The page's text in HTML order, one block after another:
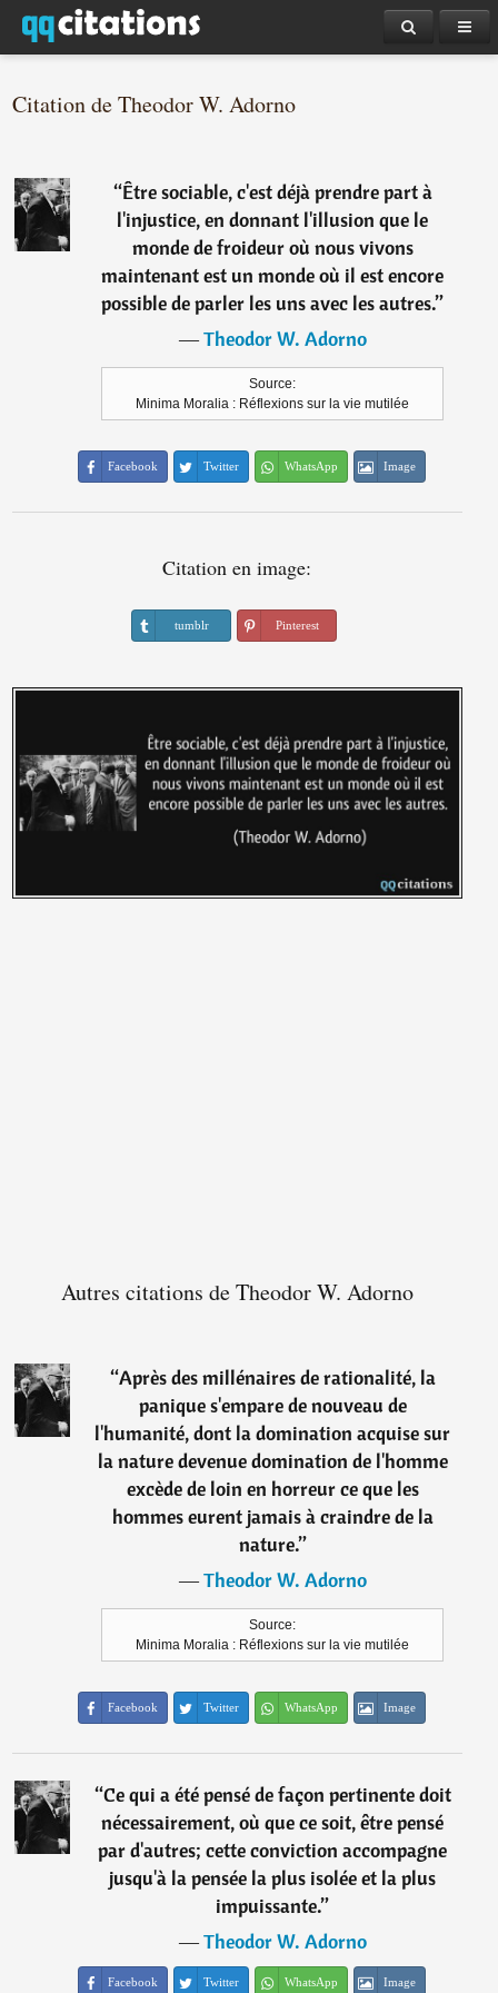
Citation de Theodor W. Adorno
“Être sociable, c'est déjà prendre part à
l'injustice, en donnant l'illusion que le
monde de froideur où nous vivons
maintenant est un monde où il est encore
possible de parler les uns avec les autres.”
―Theodor W. Adorno
Source:
Minima Moralia : Réflexions sur la vie mutilée
Facebook Twitter WhatsApp Image
Citation en image:
tumblr Pinterest
Autres citations de Theodor W. Adorno
“Après des millénaires de rationalité, la
panique s'empare de nouveau de
l'humanité, dont la domination acquise sur
la nature devenue domination de l'homme
excède de loin en horreur ce que les
hommes eurent jamais à craindre de la
nature.”
―Theodor W. Adorno
Source:
Minima Moralia : Réflexions sur la vie mutilée
Facebook Twitter WhatsApp Image
“Ce qui a été pensé de façon pertinente doit
nécessairement, où que ce soit, être pensé
par d'autres; cette conviction accompagne
jusqu'à la pensée la plus isolée et la plus
impuissante.”
―Theodor W. Adorno
Facebook Twitter WhatsApp Image